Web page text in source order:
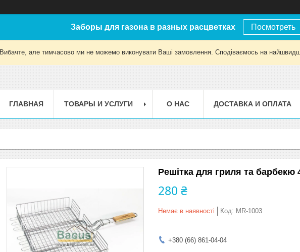
Заборы для газона в разных расцветках Посмотреть
Вибачте, але тимчасово ми не можемо виконувати Ваші замовлення. Сподіваємось на
ГЛАВНАЯ ТОВАРЫ И УСЛУГИ О НАС ДОСТАВКА И ОПЛАТА
Решітка для гриля та барбекю
280 ₴
Немає в наявності Код: MR-1003
+380 (66) 861-04-04